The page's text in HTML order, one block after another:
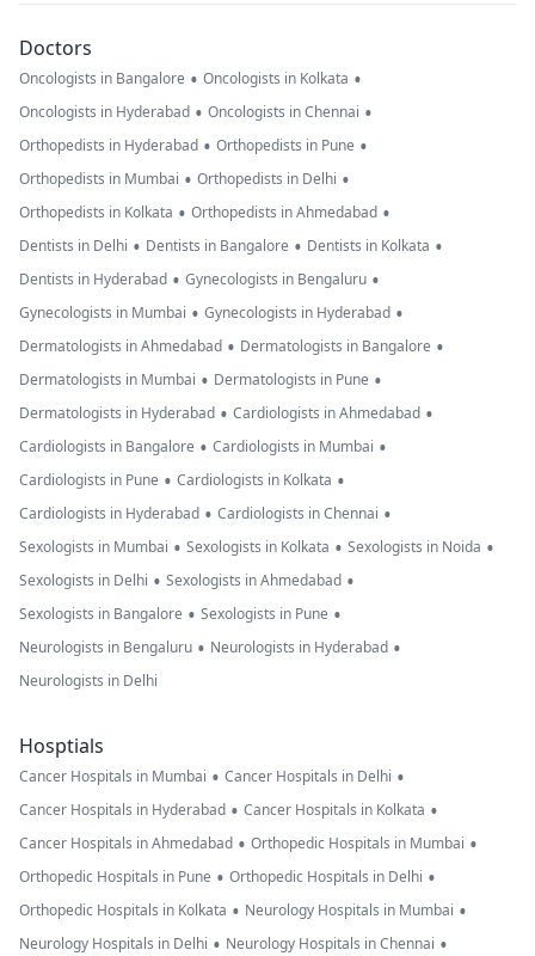
Doctors
Oncologists in Bangalore • Oncologists in Kolkata •
Oncologists in Hyderabad • Oncologists in Chennai •
Orthopedists in Hyderabad • Orthopedists in Pune •
Orthopedists in Mumbai • Orthopedists in Delhi •
Orthopedists in Kolkata • Orthopedists in Ahmedabad •
Dentists in Delhi • Dentists in Bangalore • Dentists in Kolkata •
Dentists in Hyderabad • Gynecologists in Bengaluru •
Gynecologists in Mumbai • Gynecologists in Hyderabad •
Dermatologists in Ahmedabad • Dermatologists in Bangalore •
Dermatologists in Mumbai • Dermatologists in Pune •
Dermatologists in Hyderabad • Cardiologists in Ahmedabad •
Cardiologists in Bangalore • Cardiologists in Mumbai •
Cardiologists in Pune • Cardiologists in Kolkata •
Cardiologists in Hyderabad • Cardiologists in Chennai •
Sexologists in Mumbai • Sexologists in Kolkata • Sexologists in Noida •
Sexologists in Delhi • Sexologists in Ahmedabad •
Sexologists in Bangalore • Sexologists in Pune •
Neurologists in Bengaluru • Neurologists in Hyderabad •
Neurologists in Delhi
Hosptials
Cancer Hospitals in Mumbai • Cancer Hospitals in Delhi •
Cancer Hospitals in Hyderabad • Cancer Hospitals in Kolkata •
Cancer Hospitals in Ahmedabad • Orthopedic Hospitals in Mumbai •
Orthopedic Hospitals in Pune • Orthopedic Hospitals in Delhi •
Orthopedic Hospitals in Kolkata • Neurology Hospitals in Mumbai •
Neurology Hospitals in Delhi • Neurology Hospitals in Chennai •